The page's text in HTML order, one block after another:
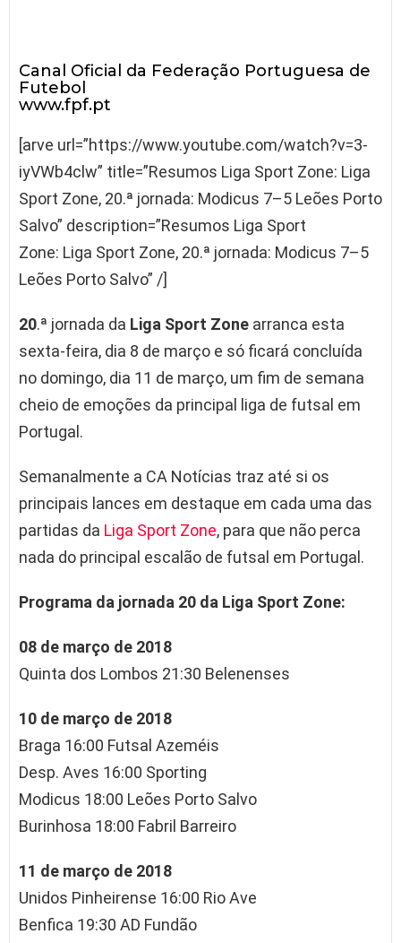
Canal Oficial da Federação Portuguesa de
Futebol
www.fpf.pt
[arve url=”https://www.youtube.com/watch?v=3-
iyVWb4clw” title=”Resumos Liga Sport Zone: Liga
Sport Zone, 20.ª jornada: Modicus 7–5 Leões Porto
Salvo” description=”Resumos Liga Sport
Zone: Liga Sport Zone, 20.ª jornada: Modicus 7–5
Leões Porto Salvo” /]
20.ª jornada da Liga Sport Zone arranca esta
sexta-feira, dia 8 de março e só ficará concluída
no domingo, dia 11 de março, um fim de semana
cheio de emoções da principal liga de futsal em
Portugal.
Semanalmente a CA Notícias traz até si os
principais lances em destaque em cada uma das
partidas da Liga Sport Zone, para que não perca
nada do principal escalão de futsal em Portugal.
Programa da jornada 20 da Liga Sport Zone:
08 de março de 2018
Quinta dos Lombos 21:30 Belenenses
10 de março de 2018
Braga 16:00 Futsal Azeméis
Desp. Aves 16:00 Sporting
Modicus 18:00 Leões Porto Salvo
Burinhosa 18:00 Fabril Barreiro
11 de março de 2018
Unidos Pinheirense 16:00 Rio Ave
Benfica 19:30 AD Fundão